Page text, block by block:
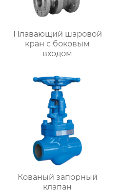
Плавающий шаровой
кран с боковым
входом
Кованый запорный
клапан